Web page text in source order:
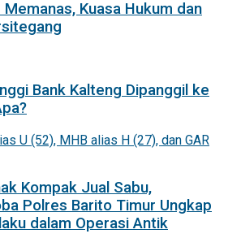
Memanas, Kuasa Hukum dan
Bank Kalteng Dipanggil ke
Kompak Jual Sabu,
Polres Barito Timur Ungkap
dalam Operasi Antik